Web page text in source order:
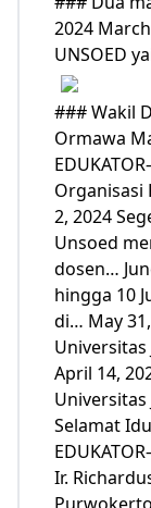
2024
UNSOED
### Wakil
Ormawa
Organisasi
2, 2024
Unsoed
dosen…
hingga 10
di… May
April 14,
Selamat
Ir.